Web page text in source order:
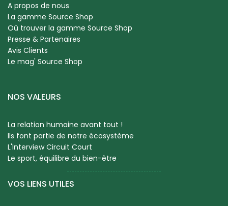
A propos de nous
La gamme Source Shop
Où trouver la gamme Source Shop
Presse & Partenaires
Avis Clients
Le mag' Source Shop
NOS VALEURS
La relation humaine avant tout !
Ils font partie de notre écosystème
L'Interview Circuit Court
Le sport, équilibre du bien-être
VOS LIENS UTILES